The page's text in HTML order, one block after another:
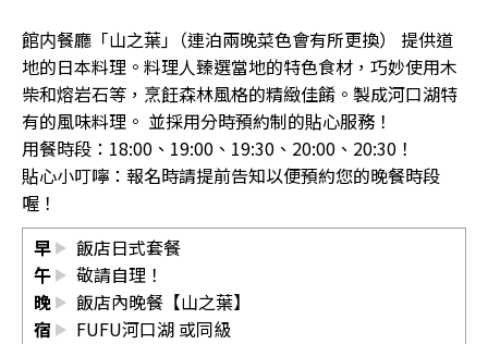
館内餐廳「山之葉｣（連泊兩晚菜色會有所更換） 提供道
地的日本料理。料理人臻選當地的特色食材，巧妙使用木
柴和熔岩石等，烹飪森林風格的精緻佳餚。製成河口湖特
有的風味料理。 並採用分時預約制的貼心服務！
用餐時段：18:00、19:00、19:30、20:00、20:30！
貼心小叮嚀：報名時請提前告知以便預約您的晚餐時段
喔！
早
飯店日式套餐
午
敬請自理！
晚
飯店內晚餐【山之葉】
宿
FUFU河口湖 或同級